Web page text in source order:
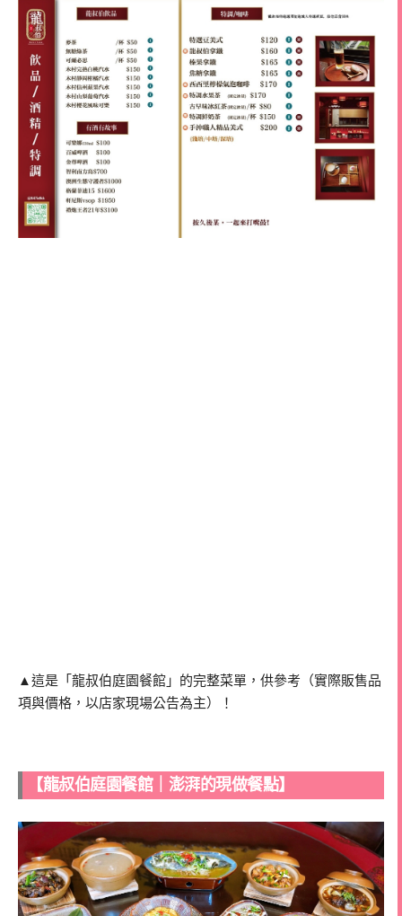
▲這是「龍叔伯庭園餐館」的完整菜單，供參考（實際販售品
項與價格，以店家現場公告為主）！
【龍叔伯庭園餐館｜澎湃的現做餐點】